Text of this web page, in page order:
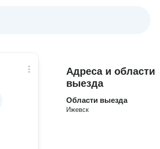
Адреса и области
выезда
Области выезда
Ижевск